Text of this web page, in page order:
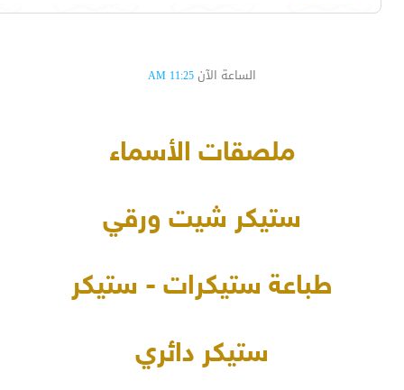
الساعة الآن 11:25 AM
ملصقات الأسماء
ستيكر شيت ورقي
طباعة ستيكرات - ستيكر
ستيكر دائري